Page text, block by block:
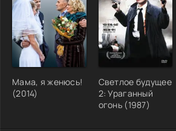
Мама, я женюсь!
(2014)
Светлое будущее
2: Ураганный
огонь (1987)